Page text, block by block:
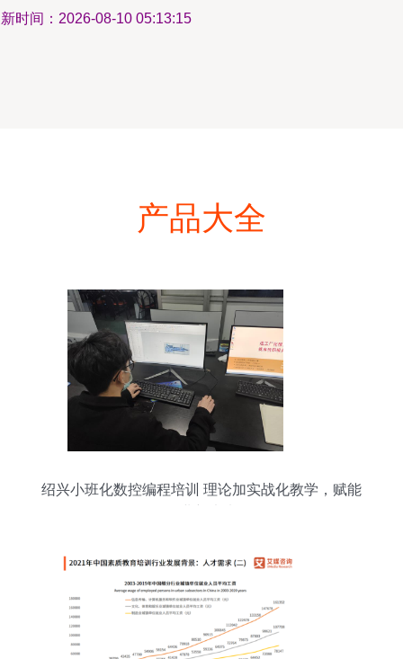
时间：2026-08-10 05:13:15
产品大全
绍兴小班化数控编程培训 理论加实战化教学，赋能